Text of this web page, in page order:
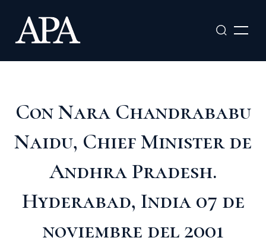
contenido
Con Nara Chandrababu
Naidu, Chief Minister de
Andhra Pradesh.
Hyderabad, India 07 de
noviembre del 2001